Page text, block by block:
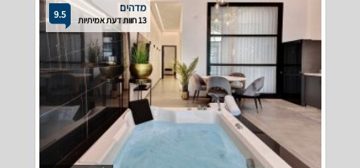
9.5 מדהים
13 חוות דעת אמיתיות